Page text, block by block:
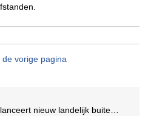
de vorige pagina
landelijk buitereclamenetwerk: City Cubes